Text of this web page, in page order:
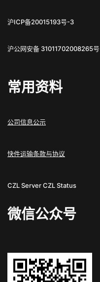
沪ICP备20015193号-3
沪公网安备 31011702008265号
常用资料
公司信息公示
快件运输条款与协议
CZL ServerCZL Status
微信公众号